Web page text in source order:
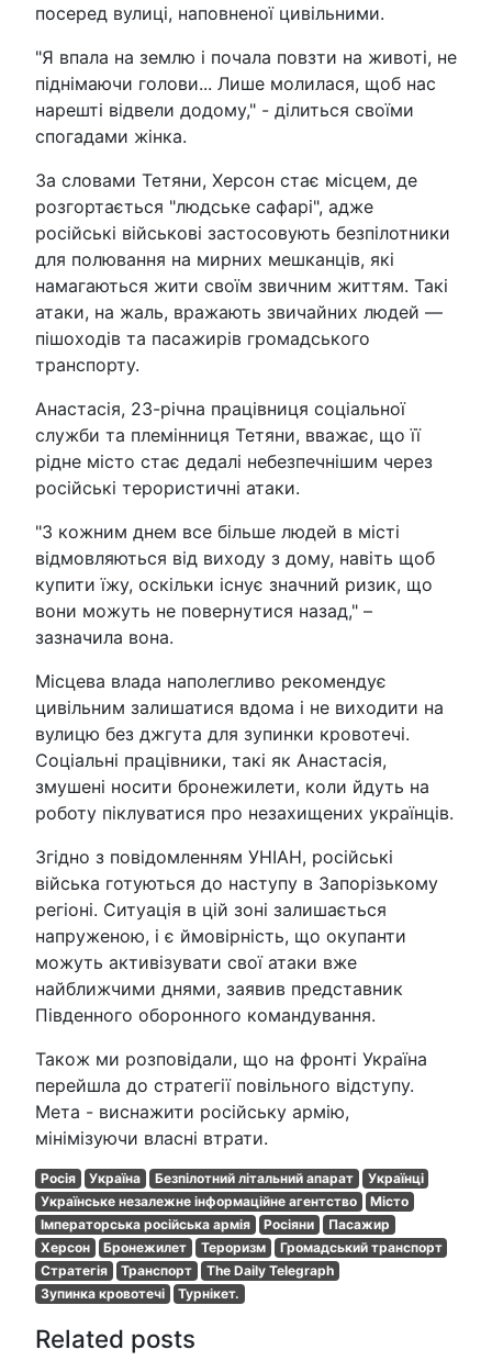
посеред вулиці, наповненої цивільними.
"Я впала на землю і почала повзти на животі, не
піднімаючи голови... Лише молилася, щоб нас
нарешті відвели додому," - ділиться своїми
спогадами жінка.
За словами Тетяни, Херсон стає місцем, де
розгортається "людське сафарі", адже
російські військові застосовують безпілотники
для полювання на мирних мешканців, які
намагаються жити своїм звичним життям. Такі
атаки, на жаль, вражають звичайних людей —
пішоходів та пасажирів громадського
транспорту.
Анастасія, 23-річна працівниця соціальної
служби та племінниця Тетяни, вважає, що її
рідне місто стає дедалі небезпечнішим через
російські терористичні атаки.
"З кожним днем все більше людей в місті
відмовляються від виходу з дому, навіть щоб
купити їжу, оскільки існує значний ризик, що
вони можуть не повернутися назад," –
зазначила вона.
Місцева влада наполегливо рекомендує
цивільним залишатися вдома і не виходити на
вулицю без джгута для зупинки кровотечі.
Соціальні працівники, такі як Анастасія,
змушені носити бронежилети, коли йдуть на
роботу піклуватися про незахищених українців.
Згідно з повідомленням УНІАН, російські
війська готуються до наступу в Запорізькому
регіоні. Ситуація в цій зоні залишається
напруженою, і є ймовірність, що окупанти
можуть активізувати свої атаки вже
найближчими днями, заявив представник
Південного оборонного командування.
Також ми розповідали, що на фронті Україна
перейшла до стратегії повільного відступу.
Мета - виснажити російську армію,
мінімізуючи власні втрати.
Росія Україна Безпілотний літальний апарат
Українці
Українське незалежне інформаційне агентство
Місто
Імператорська російська армія
Росіяни
Пасажир
Херсон
Бронежилет Тероризм
Громадський транспорт
Стратегія
Транспорт
The Daily Telegraph
Зупинка кровотечі
Турнікет.
Related posts